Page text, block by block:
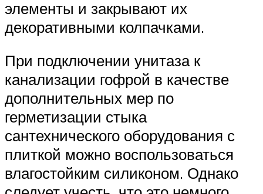
элементы и закрывают их
декоративными колпачками.
При подключении унитаза к
канализации гофрой в качестве
дополнительных мер по
герметизации стыка
сантехнического оборудования с
плиткой можно воспользоваться
влагостойким силиконом. Однако